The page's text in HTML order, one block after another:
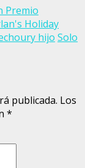
Premio
Holiday
hijo Solo
publicada. Los
*